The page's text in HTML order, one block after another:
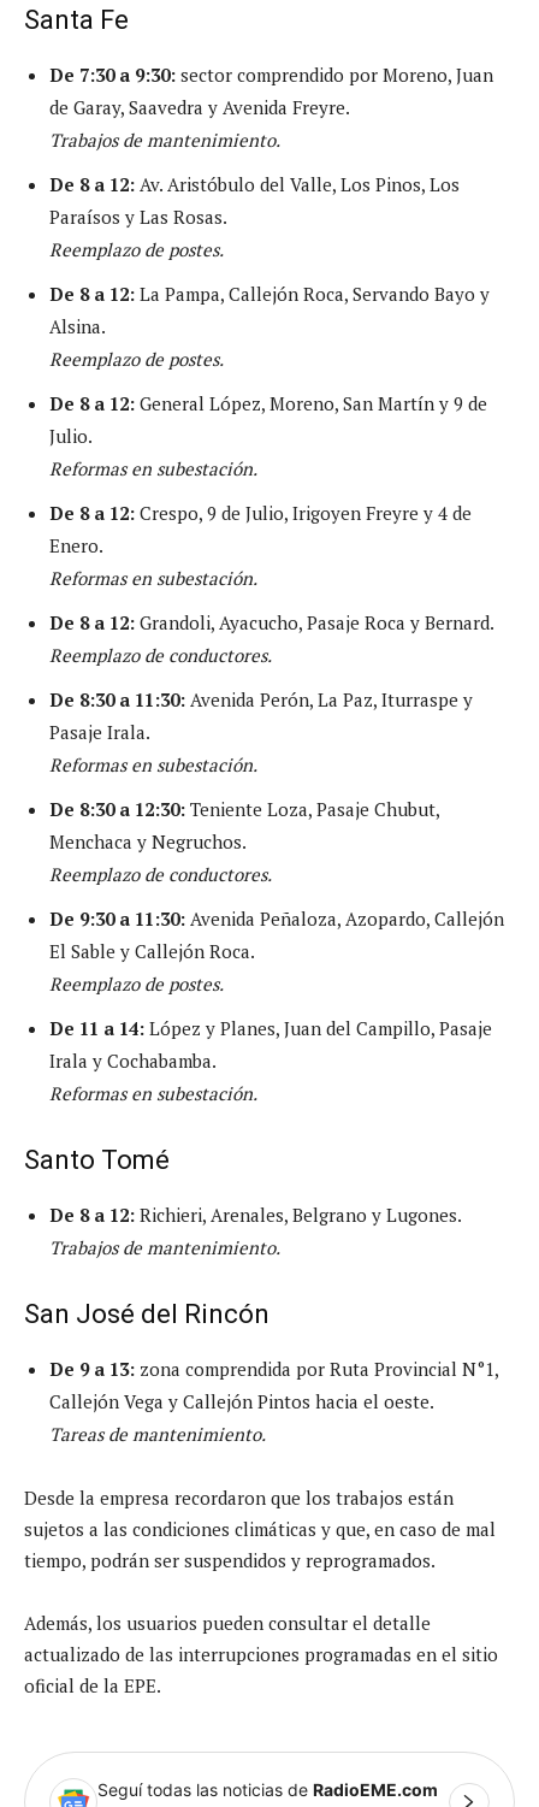
Santa Fe
De 7:30 a 9:30: sector comprendido por Moreno, Juan
de Garay, Saavedra y Avenida Freyre.
Trabajos de mantenimiento.
De 8 a 12: Av. Aristóbulo del Valle, Los Pinos, Los
Paraísos y Las Rosas.
Reemplazo de postes.
De 8 a 12: La Pampa, Callejón Roca, Servando Bayo y
Alsina.
Reemplazo de postes.
De 8 a 12: General López, Moreno, San Martín y 9 de
Julio.
Reformas en subestación.
De 8 a 12: Crespo, 9 de Julio, Irigoyen Freyre y 4 de
Enero.
Reformas en subestación.
De 8 a 12: Grandoli, Ayacucho, Pasaje Roca y Bernard.
Reemplazo de conductores.
De 8:30 a 11:30: Avenida Perón, La Paz, Iturraspe y
Pasaje Irala.
Reformas en subestación.
De 8:30 a 12:30: Teniente Loza, Pasaje Chubut,
Menchaca y Negruchos.
Reemplazo de conductores.
De 9:30 a 11:30: Avenida Peñaloza, Azopardo, Callejón
El Sable y Callejón Roca.
Reemplazo de postes.
De 11 a 14: López y Planes, Juan del Campillo, Pasaje
Irala y Cochabamba.
Reformas en subestación.
Santo Tomé
De 8 a 12: Richieri, Arenales, Belgrano y Lugones.
Trabajos de mantenimiento.
San José del Rincón
De 9 a 13: zona comprendida por Ruta Provincial N°1,
Callejón Vega y Callejón Pintos hacia el oeste.
Tareas de mantenimiento.
Desde la empresa recordaron que los trabajos están
sujetos a las condiciones climáticas y que, en caso de mal
tiempo, podrán ser suspendidos y reprogramados.
Además, los usuarios pueden consultar el detalle
actualizado de las interrupciones programadas en el sitio
oficial de la EPE.
Seguí todas las noticias de RadioEME.com